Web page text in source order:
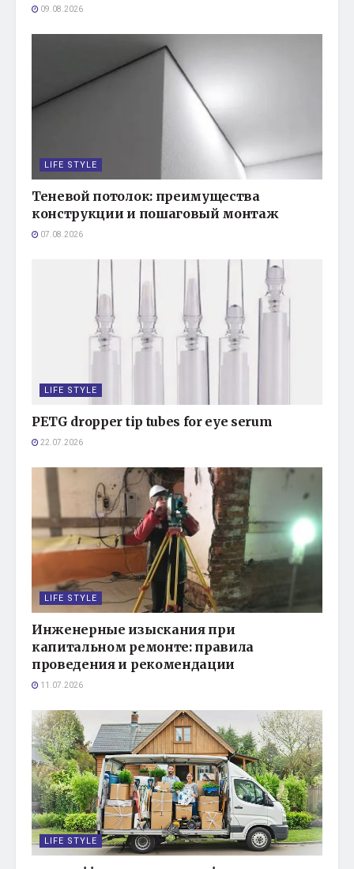
09.08.2026
LIFE STYLE
Теневой потолок: преимущества
конструкции и пошаговый монтаж
07.08.2026
LIFE STYLE
PETG dropper tip tubes for eye serum
22.07.2026
LIFE STYLE
Инженерные изыскания при
капитальном ремонте: правила
проведения и рекомендации
11.07.2026
LIFE STYLE